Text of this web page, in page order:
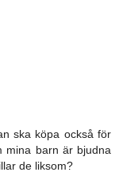
ska köpa också för
mina barn är bjudna
de liksom?